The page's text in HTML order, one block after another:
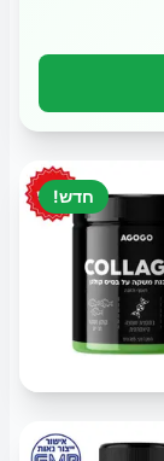
חדש!